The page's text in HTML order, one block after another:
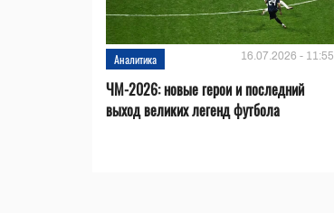
Аналитика 16.07.2026 - 11:55
ЧМ-2026: новые герои и последний
выход великих легенд футбола